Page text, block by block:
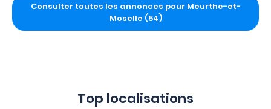
Consulter toutes les annonces pour Meurthe-et-
Moselle (54)
Top localisations